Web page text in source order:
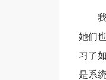
她们
习了
是系